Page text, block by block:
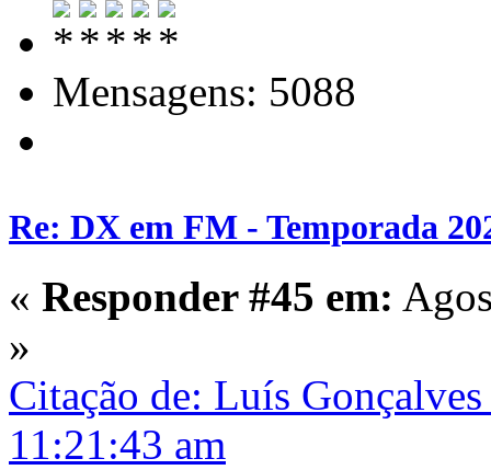
Mensagens: 5088
Re: DX em FM - Temporada
« Responder #45 em:
»
Citação de: Luís
11:21:43 am